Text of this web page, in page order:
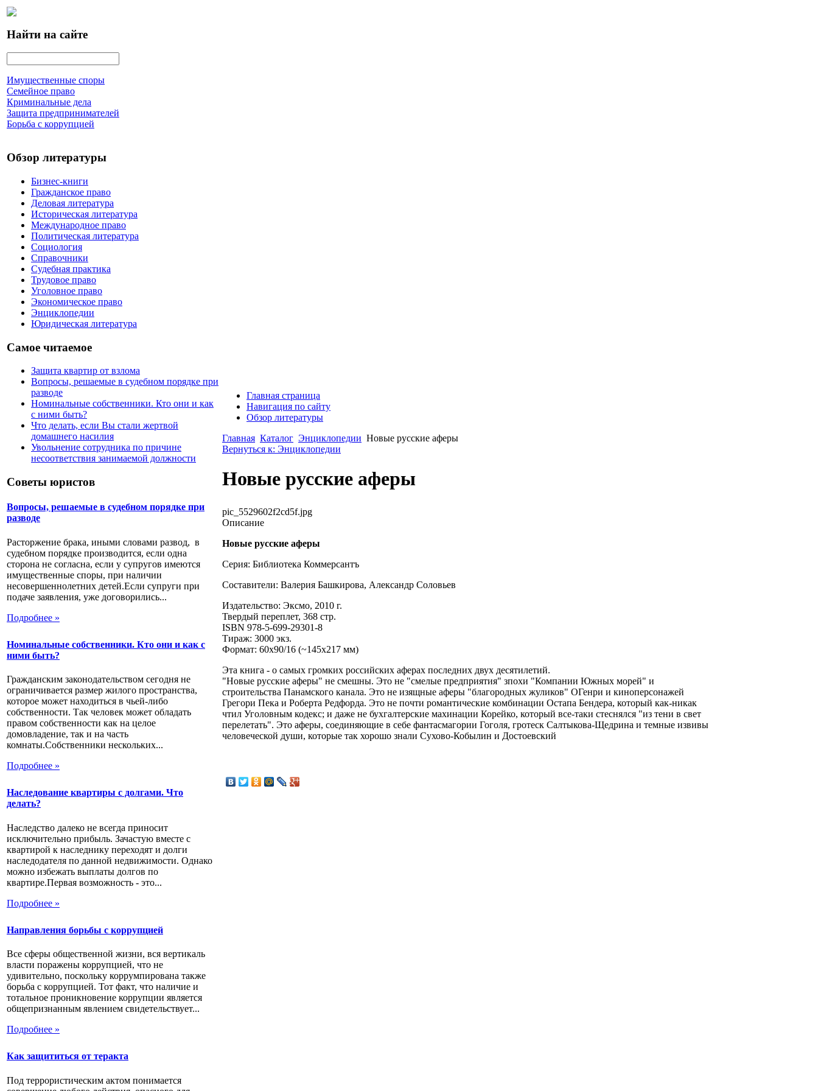
Найти на сайте
Имущественные споры
Семейное право
Криминальные дела
Защита предпринимателей
Борьба с коррупцией
Обзор литературы
Бизнес-книги
Гражданское право
Деловая литература
Историческая литература
Международное право
Политическая литература
Социология
Справочники
Судебная практика
Трудовое право
Уголовное право
Экономическое право
Энциклопедии
Юридическая литература
Самое читаемое
Защита квартир от взлома
Вопросы, решаемые в судебном порядке при
разводе
Номинальные собственники. Кто они и как
с ними быть?
Что делать, если Вы стали жертвой
домашнего насилия
Увольнение сотрудника по причине
несоответствия занимаемой должности
Советы юристов
Вопросы, решаемые в судебном порядке при
разводе
Расторжение брака, иными словами развод, в
судебном порядке производится, если одна
сторона не согласна, если у супругов имеются
имущественные споры, при наличии
несовершеннолетних детей.Если супруги при
подаче заявления, уже договорились...
Подробнее »
Номинальные собственники. Кто они и как с
ними быть?
Гражданским законодательством сегодня не
ограничивается размер жилого пространства,
которое может находиться в чьей-либо
собственности. Так человек может обладать
правом собственности как на целое
домовладение, так и на часть
комнаты.Собственники нескольких...
Подробнее »
Наследование квартиры с долгами. Что
делать?
Наследство далеко не всегда приносит
исключительно прибыль. Зачастую вместе с
квартирой к наследнику переходят и долги
наследодателя по данной недвижимости. Однако
можно избежать выплаты долгов по
квартире.Первая возможность - это...
Подробнее »
Направления борьбы с коррупцией
Все сферы общественной жизни, вся вертикаль
власти поражены коррупцией, что не
удивительно, поскольку коррумпирована также
борьба с коррупцией. Тот факт, что наличие и
тотальное проникновение коррупции является
общепризнанным явлением свидетельствует...
Подробнее »
Как защититься от теракта
Под террористическим актом понимается
Главная страница
Навигация по сайту
Обзор литературы
Главная Каталог Энциклопедии Новые русские аферы
Вернуться к: Энциклопедии
Новые русские аферы
pic_5529602f2cd5f.jpg
Описание
Новые русские аферы
Серия: Библиотека Коммерсантъ
Составители: Валерия Башкирова, Александр Соловьев
Издательство: Эксмо, 2010 г.
Твердый переплет, 368 стр.
ISBN 978-5-699-29301-8
Тираж: 3000 экз.
Формат: 60x90/16 (~145х217 мм)
Эта книга - о самых громких российских аферах последних двух десятилетий.
"Новые русские аферы" не смешны. Это не "смелые предприятия" зпохи "Компании Южных морей" и
строительства Панамского канала. Это не изящные аферы "благородных жуликов" ОГенри и киноперсонажей
Грегори Пека и Роберта Редфорда. Это не почти романтические комбинации Остапа Бендера, который как-никак
чтил Уголовным кодекс; и даже не бухгалтерские махинации Корейко, который все-таки стеснялся "из тени в свет
перелетать". Это аферы, соединяющие в себе фантасмагории Гоголя, гротеск Салтыкова-Щедрина и темные извивы
человеческой души, которые так хорошо знали Сухово-Кобылин и Достоевский